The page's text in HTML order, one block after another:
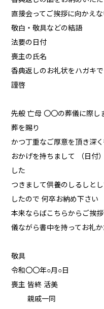
直接会ってご挨拶に向かえ
敬白・敬具などの結語
法要の日付
喪主の氏名
香典返しのお礼状をハガキ
謹啓
先般 亡母 〇〇の葬儀に際し
葬を賜り
かつ丁重なご厚意を頂き深
おかげを持ちまして （日付
した
つきまして供養のしるしと
したので 何卒お納め下さい
本来ならばこちらからご挨
儀ながら書中を持ってお礼
敬具
令和〇〇年○月○日
喪主 皆終 活美
親戚一同